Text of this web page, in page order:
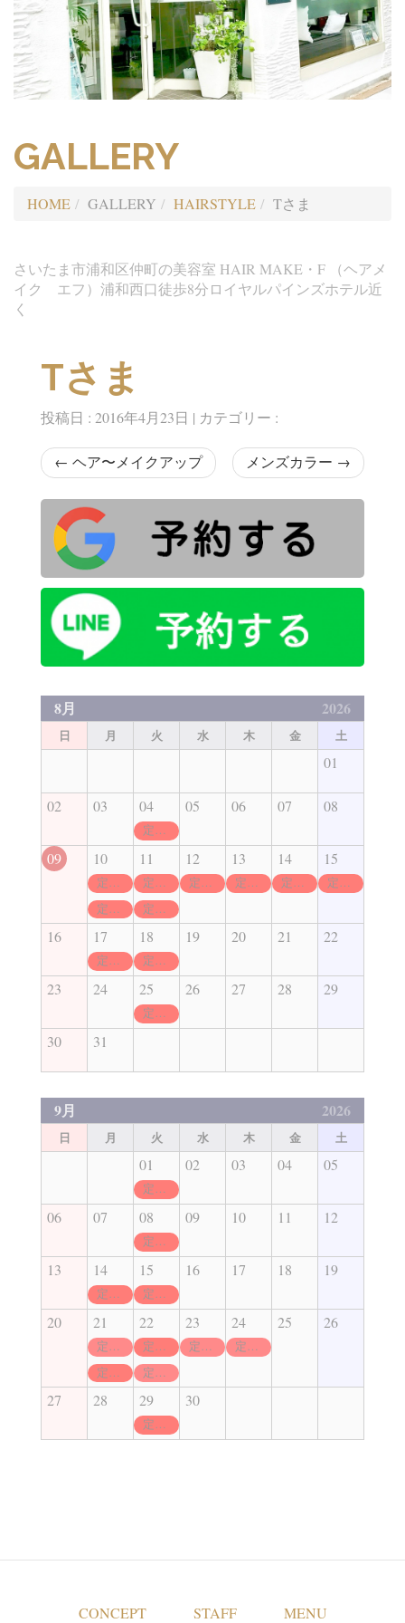
GALLERY
HOME GALLERY HAIRSTYLE Tさま
さいたま市浦和区仲町の美容室 HAIR MAKE・F （ヘアメ
イク エフ）浦和西口徒歩8分ロイヤルパインズホテル近
く
Tさま
投稿日 : 2016年4月23日 | カテゴリー :
← ヘア〜メイクアップ メンズカラー →
8月 2026
日 月 火 水 木 金 土
01
02 03 04
定休日
05 06 07 08
09 10
定休日
定休日
11
定休日
定休日
12
定休日
13
定休日
14
定休日
15
定休日
16 17
定休日
18
定休日
19 20 21 22
23 24 25
定休日
26 27 28 29
30 31
9月 2026
日 月 火 水 木 金 土
01
定休日
02 03 04 05
06 07 08
定休日
09 10 11 12
13 14
定休日
15
定休日
16 17 18 19
20 21
定休日
定休日
22
定休日
定休日
23
定休日
24
定休日
25 26
27 28 29
定休日
30
CONCEPT STAFF MENU